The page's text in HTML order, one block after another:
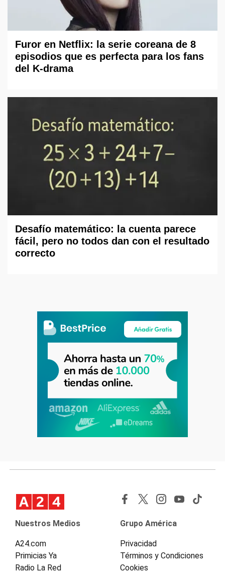
Furor en Netflix: la serie coreana de 8
episodios que es perfecta para los fans
del K-drama
Desafío matemático: la cuenta parece
fácil, pero no todos dan con el resultado
correcto
Nuestros Medios
A24.com
Primicias Ya
Radio La Red
Grupo América
Privacidad
Términos y Condiciones
Cookies